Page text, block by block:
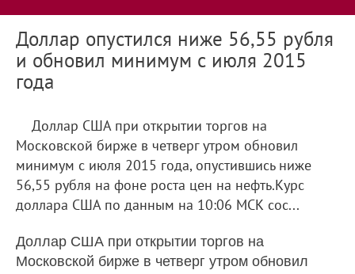
Доллар опустился ниже 56,55 рубля
и обновил минимум с июля 2015
года
Доллар США при открытии торгов на
Московской бирже в четверг утром обновил
минимум с июля 2015 года, опустившись ниже
56,55 рубля на фоне роста цен на нефть.Курс
доллара США по данным на 10:06 МСК сос...
Доллар США при открытии торгов на
Московской бирже в четверг утром обновил